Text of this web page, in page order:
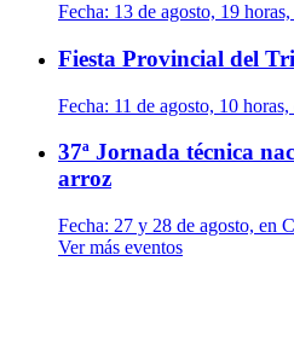
Fecha: 13 de agosto, 19
Fiesta Provincial del
Fecha: 11 de agosto, 10 horas,
37ª Jornada técnica
arroz
Fecha: 27 y 28 de agosto, en
Ver más eventos